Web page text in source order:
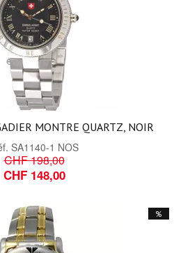
MONTRE QUARTZ, NOIR
SA1140-1 NOS
CHF 198,00
CHF 148,00
%